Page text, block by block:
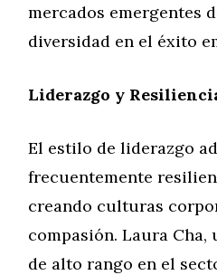
mercados emergentes
diversidad en el éxito
Liderazgo y
El estilo de liderazgo
frecuentemente
creando culturas
compasión. Laura
de alto rango en el